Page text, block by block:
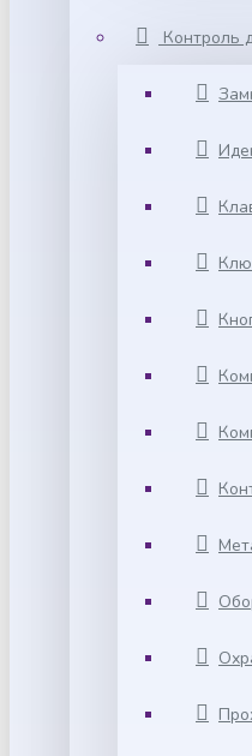
Контроль